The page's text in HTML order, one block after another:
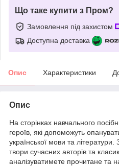
Що таке купити з Пром?
Замовлення під захистом
Доступна доставка
Опис Характеристики
Опис
На сторінках навчального
героїв, які допоможуть
української мови та
твори сучасних авторів та
аналізуватимете прочитане та